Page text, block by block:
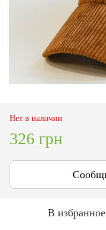
Нет в наличии
326 грн
В избранное